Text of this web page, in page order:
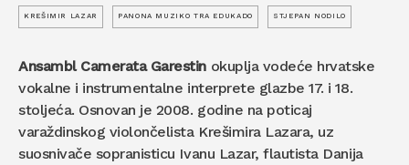
KREŠIMIR LAZAR PANONA MUZIKO TRA EDUKADO STJEPAN NODILO
Ansambl Camerata Garestin okuplja vodeće hrvatske
vokalne i instrumentalne interprete glazbe 17. i 18.
stoljeća. Osnovan je 2008. godine na poticaj
varaždinskog violončelista Krešimira Lazara, uz
suosnivače sopranisticu Ivanu Lazar, flautista Danija